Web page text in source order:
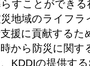
すことができ
地域のライフ
援に貢献するた
から防災に関
KDDIの提供す